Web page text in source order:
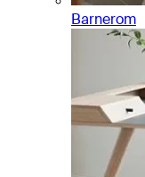
Barnerom